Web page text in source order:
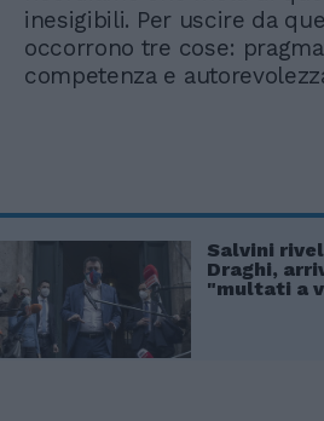
inesigibili. Per uscire da
occorrono tre cose:
competenza e
Salvini
Draghi,
"multati a